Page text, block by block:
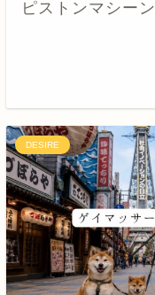
ピストンマシーン
DESIRE